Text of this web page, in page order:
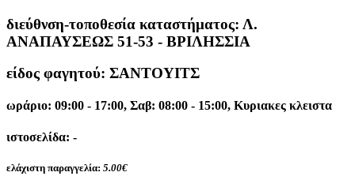
διεύθνση-τοποθεσία καταστήματος: Λ.
ΑΝΑΠΑΥΣΕΩΣ 51-53 - ΒΡΙΛΗΣΣΙΑ
είδος φαγητού: ΣΑΝΤΟΥΙΤΣ
ωράριο: 09:00 - 17:00, Σαβ: 08:00 - 15:00, Κυριακες κλειστα
ιστοσελίδα: -
ελάχιστη παραγγελία: 5.00€